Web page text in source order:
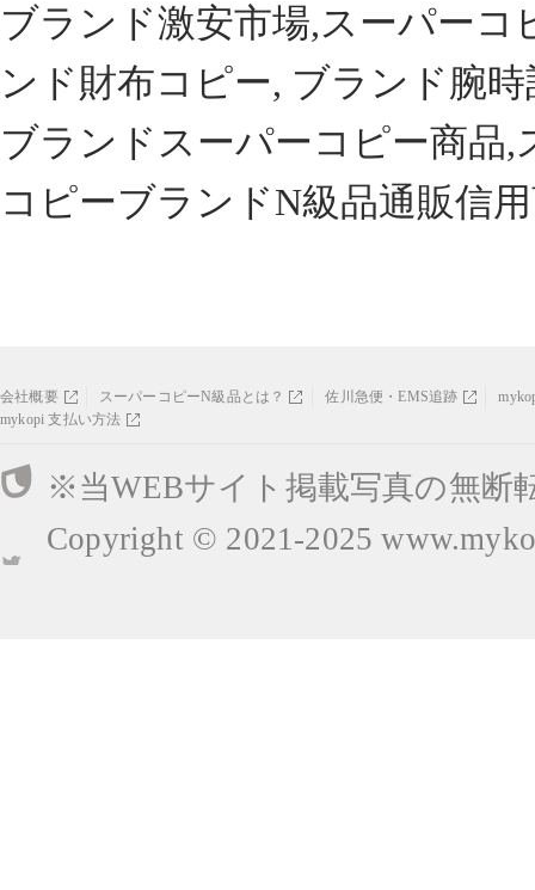
ブランド激安市場,スーパー
ンド財布コピー, ブランド腕
ブランドスーパーコピー商品
コピーブランドN級品通販信
会社概要 スーパーコピーN級品とは？ 佐川急便・EMS追跡
mykopi 支払い方法
※当WEBサイト掲載写真の無断
Copyright © 2021-2025